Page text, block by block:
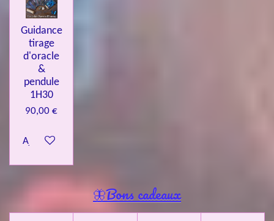
Guidance
tirage
d'oracle
&
pendule
1H30
90,00 €
Ajouter au panier
🦋Bons cadeaux